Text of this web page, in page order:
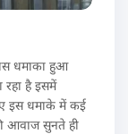
धमाका हुआ
रहा है इसमें
इस धमाके में कई
आवाज सुनते ही